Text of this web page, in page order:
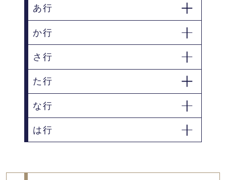
あ行
会津若松市
石川郡古殿町
か行
喜多方市
さ行
白河市
た行
田村郡三春町
な行
二本松市
は行